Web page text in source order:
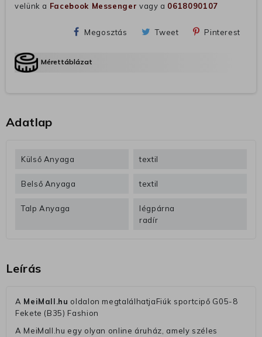
velünk a Facebook Messenger vagy a 0618090107
Megosztás Tweet Pinterest
Mérettáblázat
Adatlap
Külső Anyaga textil
Belső Anyaga textil
Talp Anyaga
légpárna
radír
Leírás
A MeiMall.hu oldalon megtalálhatjaFiúk sportcipő G05-8
Fekete (B35) Fashion
A MeiMall.hu egy olyan online áruház, amely széles